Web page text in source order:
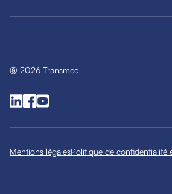
@ 2026 Transmec
Mentions légalesPolitique de confidentialité